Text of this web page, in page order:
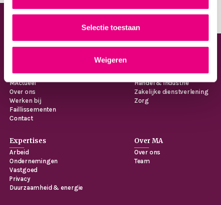
Selectie toestaan
Weigeren
Contact
Home
MActueel
Over ons
Werken bij
Faillissementen
Contact
Bouw & Vastgoed
Handel & industrie
Zakelijke dienstverlening
Zorg
Expertises
Arbeid
Ondernemingen
Vastgoed
Privacy
Duurzaamheid & energie
Over MA
Over ons
Team